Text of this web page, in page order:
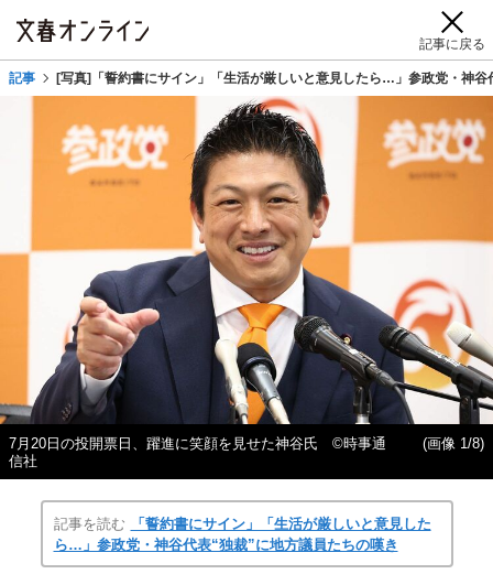
記事に戻る
記事 [写真]「誓約書にサイン」「生活が厳しいと意見したら…」参政党・神谷
7月20日の投開票日、躍進に笑顔を見せた神谷氏 ©時事通
信社
(画像 1/8)
記事を読む
「誓約書にサイン」「生活が厳しいと意見した
ら…」参政党・神谷代表“独裁”に地方議員たちの嘆き